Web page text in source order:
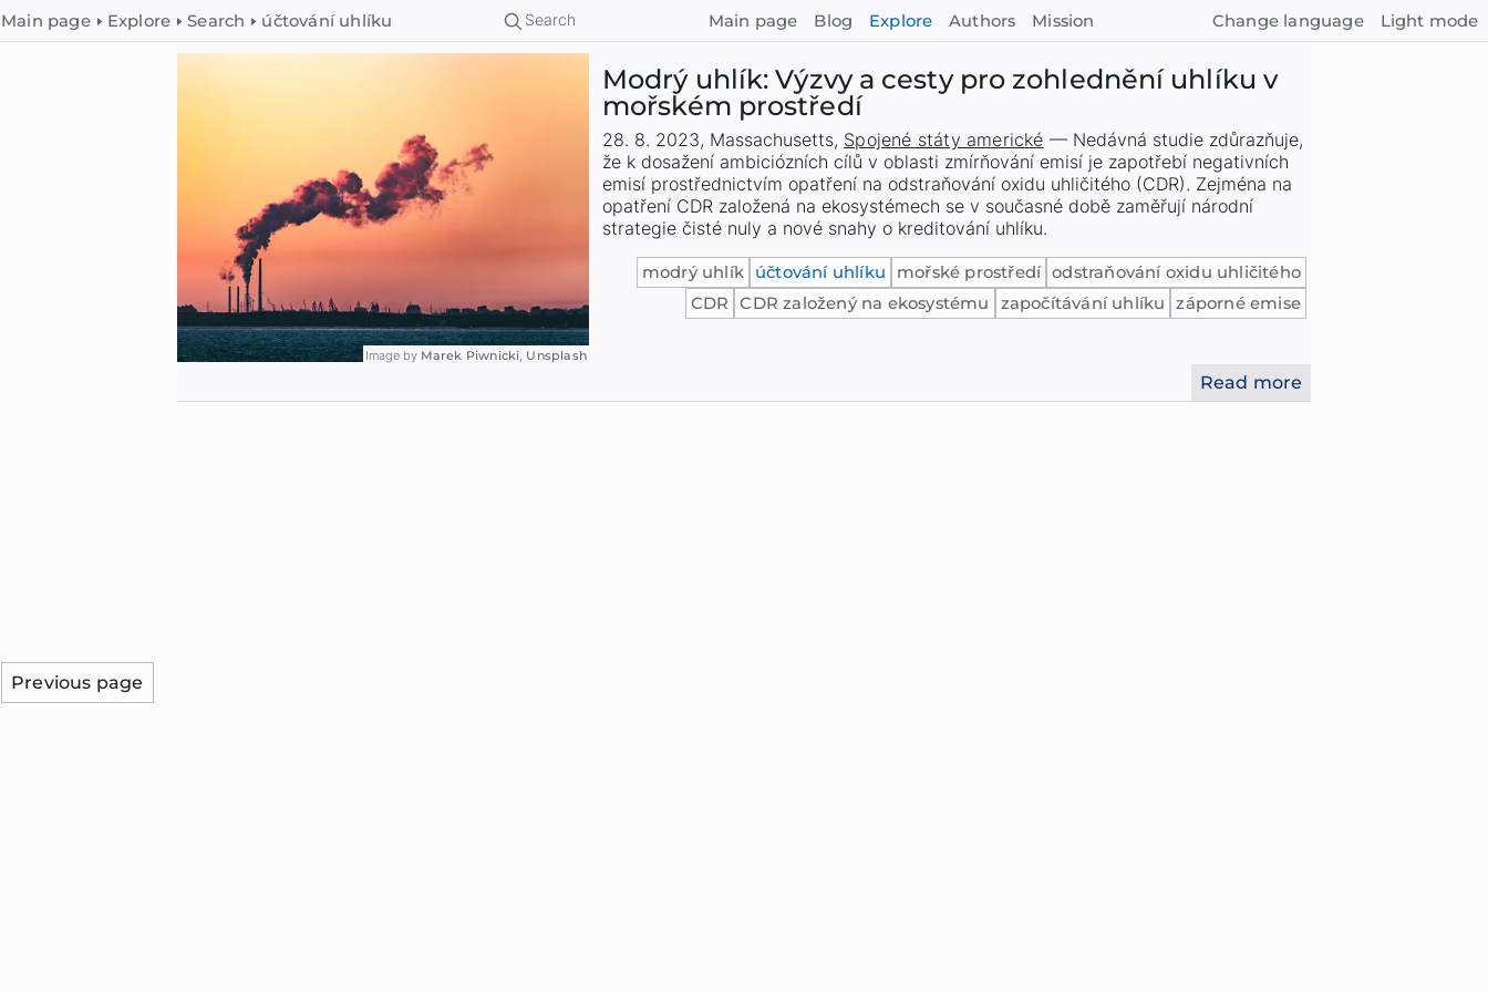
Main page Explore Search účtování uhlíku Search Main page Blog Explore Authors Mission Change language Light mode
Image by Marek Piwnicki, Unsplash
Modrý uhlík: Výzvy a cesty pro zohlednění uhlíku v
mořském prostředí
Read more
28. 8. 2023, Massachusetts, Spojené státy americké — Nedávná studie zdůrazňuje,
že k dosažení ambiciózních cílů v oblasti zmírňování emisí je zapotřebí negativních
emisí prostřednictvím opatření na odstraňování oxidu uhličitého (CDR). Zejména na
opatření CDR založená na ekosystémech se v současné době zaměřují národní
strategie čisté nuly a nové snahy o kreditování uhlíku.
modrý uhlík účtování uhlíku mořské prostředí odstraňování oxidu uhličitého
CDR
CDR založený na ekosystému započítávání uhlíku záporné emise
Previous page